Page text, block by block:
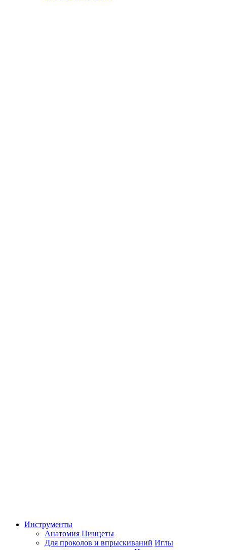
Инструменты
Анатомия Пинцеты
Для проколов и впрыскиваний Иглы